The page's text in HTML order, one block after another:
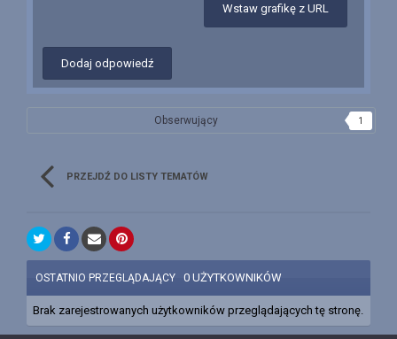
Wstaw grafikę z URL
Dodaj odpowiedź
Obserwujący 1
PRZEJDŹ DO LISTY TEMATÓW
OSTATNIO PRZEGLĄDAJĄCY 0 UŻYTKOWNIKÓW
Brak zarejestrowanych użytkowników przeglądających tę stronę.